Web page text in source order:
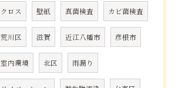
クロス 壁紙 真菌検査 カビ菌検査
荒川区 滋賀 近江八幡市 彦根市
室内環境 北区 雨漏り